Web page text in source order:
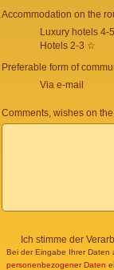
Accommodation on the
Luxury hotels 4-
Hotels 2-3 ☆
Preferable form of
Via e-mail
Comments, wishes on
Ich stimme der
Bei der Eingabe Ihrer Daten
personenbezogener Daten